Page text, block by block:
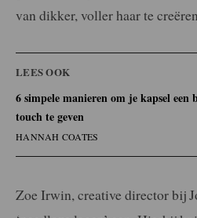
van dikker, voller haar te
LEES OOK
6 simpele manieren om je kapsel een
touch te geven
HANNAH COATES
Zoe Irwin, creative director bij